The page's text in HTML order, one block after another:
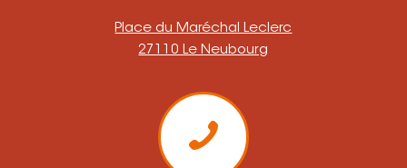
Place du Maréchal Leclerc
27110 Le Neubourg